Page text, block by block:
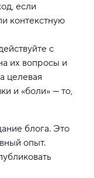
если
контекстную
с
их вопросы и
целевая
и «боли» — то,
блога. Это
опыт.